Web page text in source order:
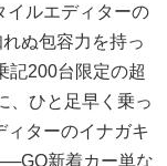
イルエディターの
ぬ包容力を持っ
記200台限定の超
、ひと足早く乗っ
ィターのイナガキ
新着カー単な